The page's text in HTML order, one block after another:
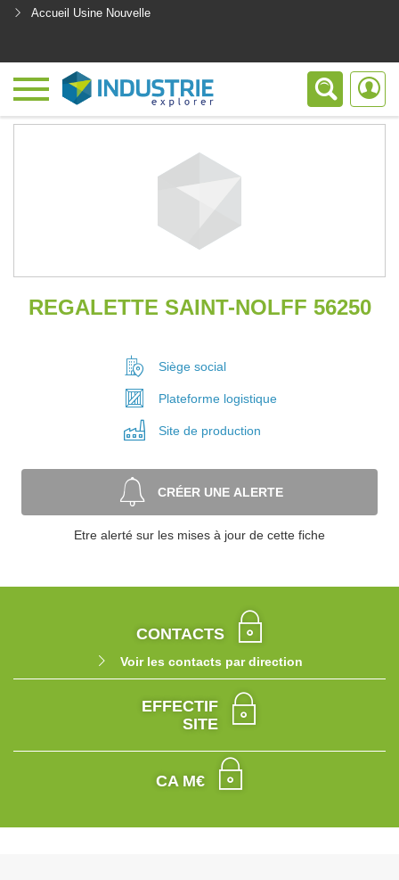
Accueil Usine Nouvelle
REGALETTE SAINT-NOLFF 56250
Siège social
Plateforme logistique
Site de production
CRÉER UNE ALERTE
Etre alerté sur les mises à jour de cette fiche
CONTACTS
Voir les contacts par direction
EFFECTIF
SITE
CA M€